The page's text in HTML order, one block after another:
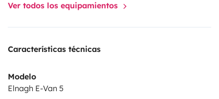
Ver todos los equipamientos
Características técnicas
Modelo
Elnagh E-Van 5